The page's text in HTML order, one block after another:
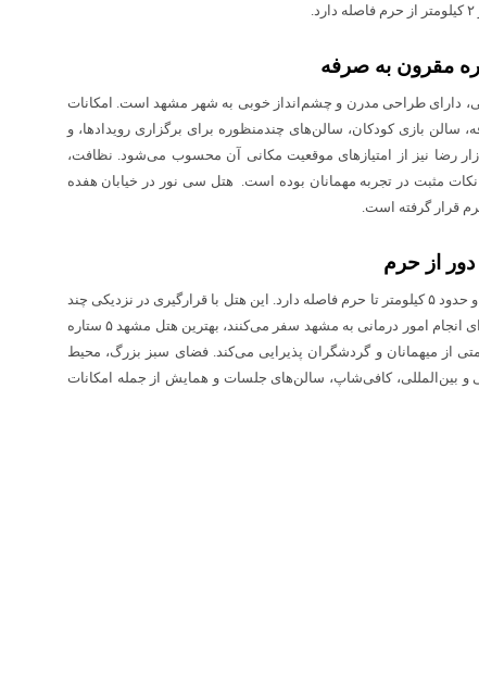
۲۲ طبقه با ۳۰۰ واحد اقامتی، دارای طراحی مدرن و چشم‌انداز خوبی به شهر مشهد است. امکانات
سالن بازی کودکان، سالن‌های چندمنظوره برای برگزاری رویدادها، و
رضا نیز از امتیاز‌های موقعیت مکانی آن محسوب می‌شود. نظافت،
مثبت در تجربه مهمانان بوده است. هتل سی نور در خیابان هفده
هتل هما ۱ مشهد در بلوار احمدآباد واقع شده و حدود ۵ کیلومتر تا حرم فاصله دارد. این هتل با قرارگیری در نزدیکی چند
بیمارستان و مرکز درمانی برای کسانی که برای انجام امور درمانی به مشهد سفر می‌کنند، بهترین هتل مشهد ۵ ستاره
در ۸ طبقه و با ۱۳۵ واحد اقامتی از میهمانان و گردشگران پذیرایی می‌کند. فضای سبز بزرگ، محیط
و بین‌المللی، کافی‌شاپ، سالن‌های جلسات و همایش از جمله امکانات